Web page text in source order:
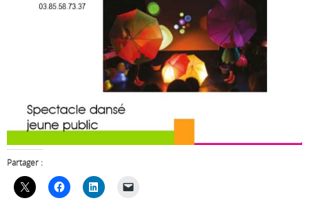
Partager :